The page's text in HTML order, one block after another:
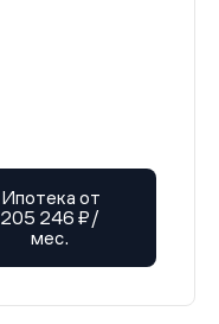
Ипотека от
205 246 ₽/
мес.